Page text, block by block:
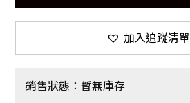
加入追蹤清單
銷售狀態：暫無庫存